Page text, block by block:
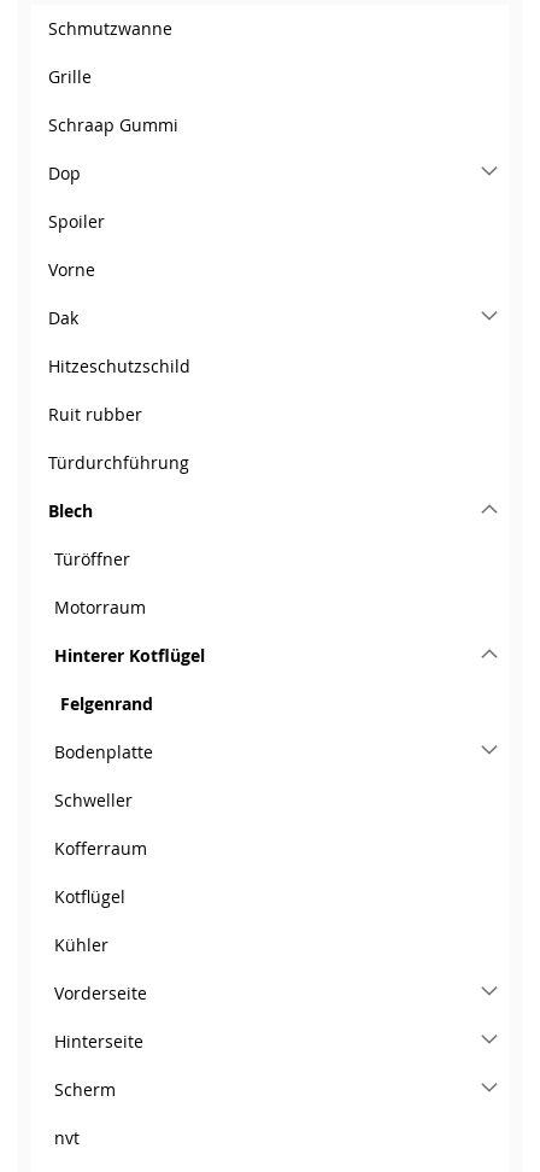
Schmutzwanne
Grille
Schraap Gummi
Dop
Spoiler
Vorne
Dak
Hitzeschutzschild
Ruit rubber
Türdurchführung
Blech
Türöffner
Motorraum
Hinterer Kotflügel
Felgenrand
Bodenplatte
Schweller
Kofferraum
Kotflügel
Kühler
Vorderseite
Hinterseite
Scherm
nvt